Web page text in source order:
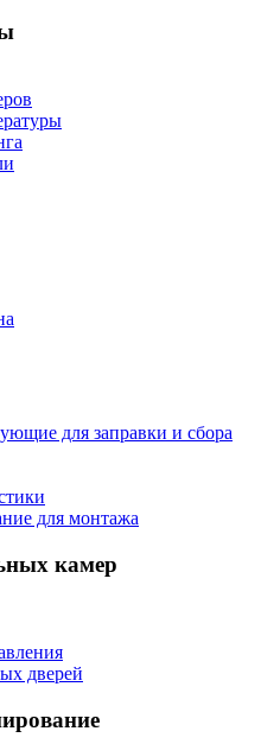
для заправки и сбора
для монтажа
камер
дверей